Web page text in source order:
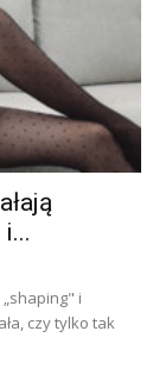
i
czy tylko tak